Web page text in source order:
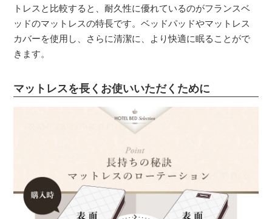
トレスと比較すると、耐久性に優れているのがフランスベ
ッドのマットレスの特長です。ベッドパッドやマットレス
カバーを使用し、さらに清潔に、より快適に眠ることがで
きます。
マットレスを長くお使いいただくために